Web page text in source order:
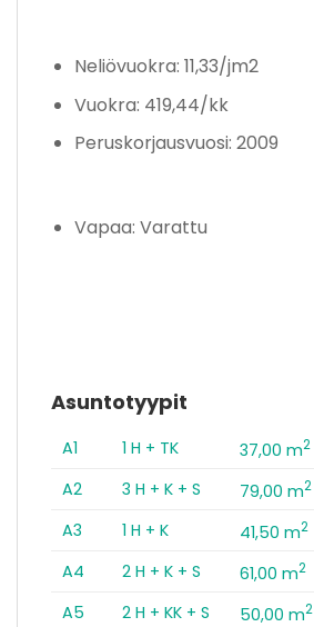
Asuntotyypit
A1 1 H + TK 37,00 m2
A2
3 H + K + S 79,00 m2
A3
1 H + K 41,50 m2
A4
2 H + K + S 61,00 m2
A5
2 H + KK + S 50,00 m2
Neliövuokra: 11,33/jm2
Vuokra: 419,44/kk
Peruskorjausvuosi: 2009
Vapaa: Varattu